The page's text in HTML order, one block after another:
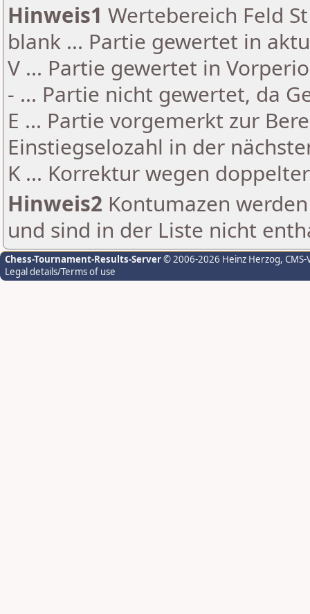
Hinweis1 Wertebereich Feld
blank ... Partie gewertet in
V ... Partie gewertet in
- ... Partie nicht gewertet, da
E ... Partie vorgemerkt zur
Einstiegselozahl in der
K ... Korrektur wegen
Hinweis2 Kontumazen
und sind in der Liste nicht
Chess-Tournament-Results-Server© 2006-2026 Heinz Herzog,
Legal details/Terms of use